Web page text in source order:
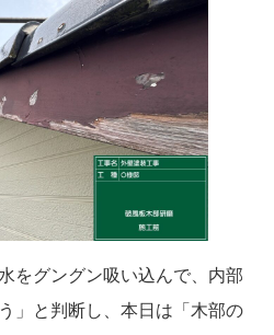
をグングン吸い込んで、内部
」と判断し、本日は「木部の